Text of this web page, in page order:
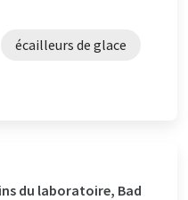
écailleurs de glace
du laboratoire, Bad